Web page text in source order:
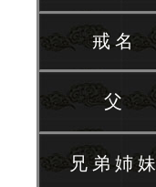
戒 名
父
兄 弟 姉 妹